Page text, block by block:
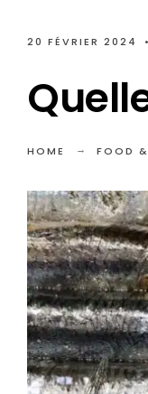
20 FÉVRIER 2024 •
HOME FOOD